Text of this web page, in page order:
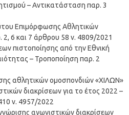
– Αντικατάσταση παρ. 3
Επιμόρφωσης Αθλητικών
6 και 7 άρθρου 58 ν. 4809/2021
πιστοποίησης από την Εθνική
– Τροποποίηση παρ. 2
αθλητικών ομοσπονδιών «ΧΙΛΩΝ»
διακρίσεων για το έτος 2022 –
ν. 4957/2022
αγωνιστικών διακρίσεων